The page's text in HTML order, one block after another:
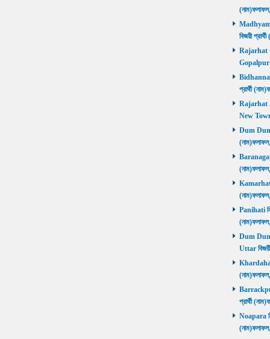
বিজয়ী
Rajarhat
Gopalpur
প্রার্থী
Rajarhat
New Town
Dum Dum
Baranagar
Kamarhati
Panihati
Dum Dum
Uttar
Khardaha
Barrackpur
প্রার্থী
Noapara